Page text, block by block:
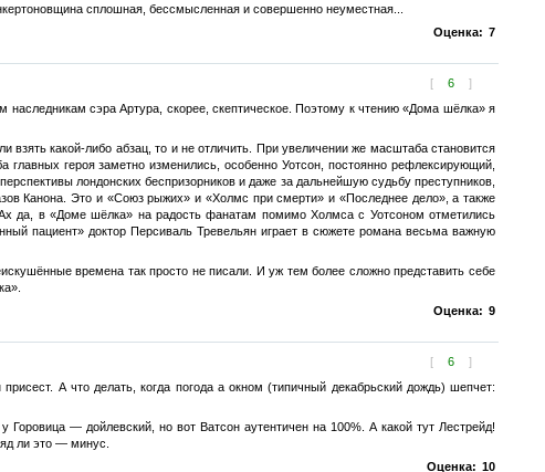
сплошная, бессмысленная и совершенно неуместная...
Оценка: 7
[ 6 ]
сэра Артура, скорее, скептическое. Поэтому к чтению «Дома шёлка» я
взять какой-либо абзац, то и не отличить. При увеличении же масштаба становится
героя заметно изменились, особенно Уотсон, постоянно рефлексирующий,
лондонских беспризорников и даже за дальнейшую судьбу преступников,
Канона. Это и «Союз рыжих» и «Холмс при смерти» и «Последнее дело», а также
да, в «Доме шёлка» на радость фанатам помимо Холмса с Уотсоном отметились
пациент» доктор Персиваль Тревельян играет в сюжете романа весьма важную
времена так просто не писали. И уж тем более сложно представить себе
Оценка: 9
[ 6 ]
А что делать, когда погода а окном (типичный декабрьский дождь) шепчет:
— дойлевский, но вот Ватсон аутентичен на 100%. А какой тут Лестрейд!
ли это — минус.
Оценка: 10